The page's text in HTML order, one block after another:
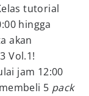
tutorial
hingga
akan
Vol.1!
jam 12:00
5 pack